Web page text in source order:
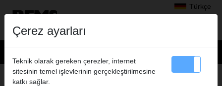
Türkçe
Ürünler>Diş açma, kanal açma> REMS Amigo 22 V
Çerez ayarları
Teknik olarak gereken çerezler, internet
sitesinin temel işlevlerinin gerçekleştirilmesine
katkı sağlar.